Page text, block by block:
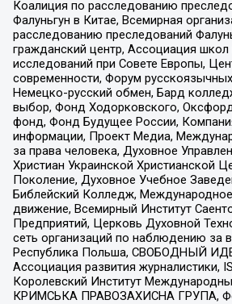
Коалиция по расследованию
Фалуньгун в Китае, Всемирная
расследованию преследований
гражданский центр, Ассоциация школ
исследований при Совете Европы,
современности, Форум
Немецко-русский обмен, Бард
выбор, Фонд Ходорковского,
фонд, Фонд Будущее России,
информации, Проект Медиа,
за права человека, Духовное
Христиан Украинской Христианской
Поколение, Духовное Учебное
Библейский Колледж, Международное
движение, Всемирный Институт
Предприятий, Церковь Духовной
сеть организаций по наблюдению за
Республика Польша, СВОБОДНЫЙ
Ассоциация развития журналистики,
Королевский Институт
КРИМСЬКА ПРАВОЗАХИСНА ГРУПА,